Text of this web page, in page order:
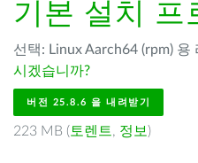
기본 설치 프
선택: Linux Aarch64 (rpm) 용
시겠습니까?
버전 25.8.6 을 내려받기
223 MB ( 토렌트, 정보 )